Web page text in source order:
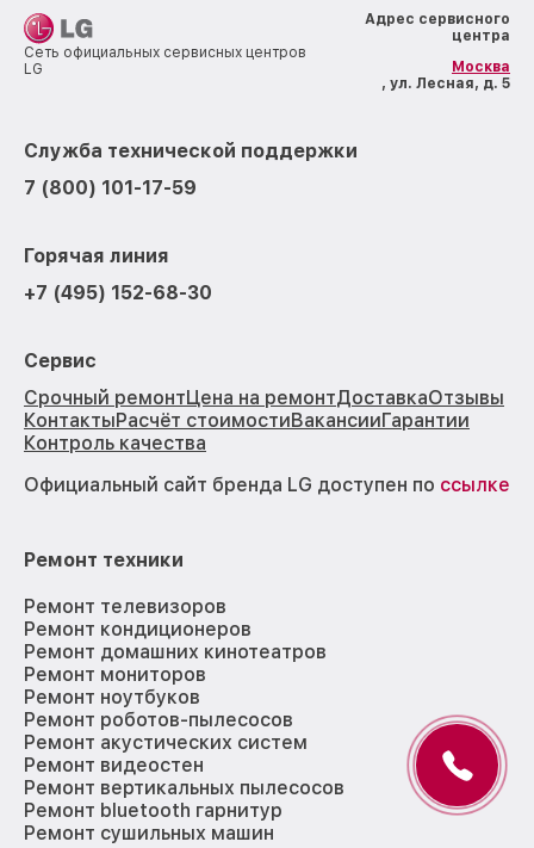
Сеть официальных сервисных центров
LG
Адрес сервисного
центра
Москва
, ул. Лесная, д. 5
Служба технической поддержки
7 (800) 101-17-59
Горячая линия
+7 (495) 152-68-30
Сервис
Срочный ремонтЦена на ремонтДоставкаОтзывы
КонтактыРасчёт стоимостиВакансииГарантии
Контроль качества
Официальный сайт бренда LG доступен по ссылке
Ремонт техники
Ремонт телевизоров
Ремонт кондиционеров
Ремонт домашних кинотеатров
Ремонт мониторов
Ремонт ноутбуков
Ремонт роботов-пылесосов
Ремонт акустических систем
Ремонт видеостен
Ремонт вертикальных пылесосов
Ремонт bluetooth гарнитур
Ремонт сушильных машин